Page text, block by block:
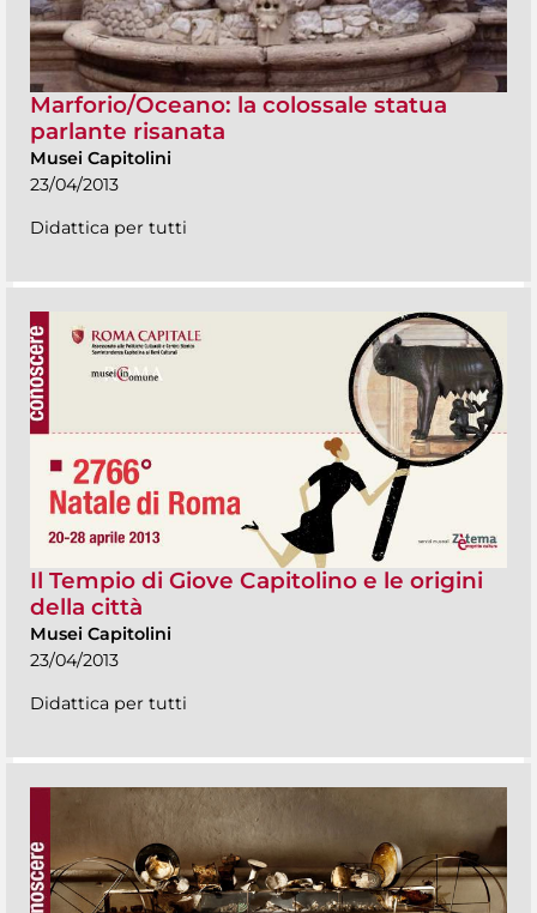
Marforio/Oceano: la colossale statua
parlante risanata
Musei Capitolini
23/04/2013
Didattica per tutti
Il Tempio di Giove Capitolino e le origini
della città
Musei Capitolini
23/04/2013
Didattica per tutti